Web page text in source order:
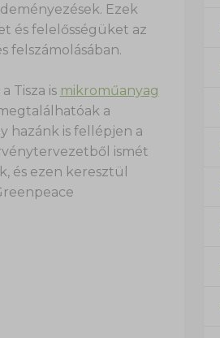
Ezek
és felelősségüket az
felszámolásában.
Tisza is mikroműanyag
a
hazánk is fellépjen a
ismét
és ezen keresztül